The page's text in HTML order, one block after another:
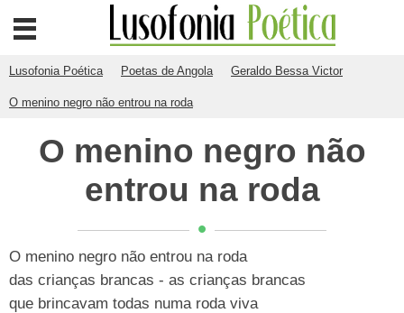
Lusofonia Poética Poetas de Angola Geraldo Bessa Victor
O menino negro não entrou na roda
O menino negro não
entrou na roda
O menino negro não entrou na roda
das crianças brancas - as crianças brancas
que brincavam todas numa roda viva